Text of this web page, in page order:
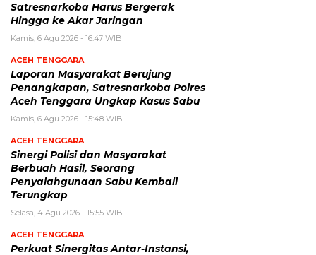
Satresnarkoba Harus Bergerak
Hingga ke Akar Jaringan
Kamis, 6 Agu 2026 - 16:47 WIB
ACEH TENGGARA
Laporan Masyarakat Berujung
Penangkapan, Satresnarkoba Polres
Aceh Tenggara Ungkap Kasus Sabu
Kamis, 6 Agu 2026 - 15:48 WIB
ACEH TENGGARA
Sinergi Polisi dan Masyarakat
Berbuah Hasil, Seorang
Penyalahgunaan Sabu Kembali
Terungkap
Selasa, 4 Agu 2026 - 15:55 WIB
ACEH TENGGARA
Perkuat Sinergitas Antar-Instansi,